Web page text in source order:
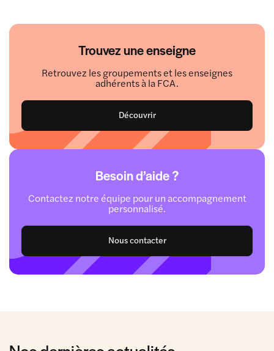
Trouvez une enseigne
Retrouvez les groupements et les enseignes
adhérents à la FCA.
Découvrir
Besoin d’aide ?
Contactez notre équipe pour un accompagnement
personnalisé.
Nous contacter